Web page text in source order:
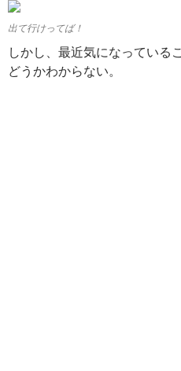
出て行けってば！
しかし、最近気になっている
どうかわからない。